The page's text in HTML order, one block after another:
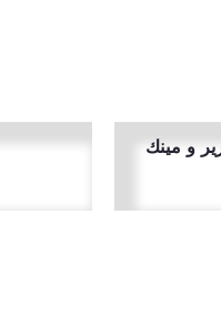
و مينك